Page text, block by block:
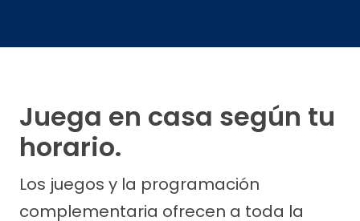
Juega en casa según tu
horario.
Los juegos y la programación
complementaria ofrecen a toda la